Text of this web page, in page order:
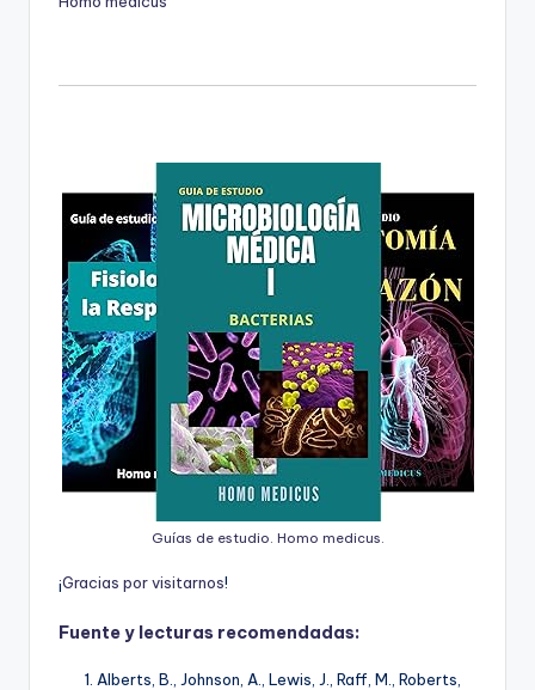
Guías de estudio. Homo medicus.
¡Gracias porvisitarnos!
Fuente y lecturas recomendadas:
Alberts, B., Johnson, A., Lewis, J., Raff, M., Roberts,